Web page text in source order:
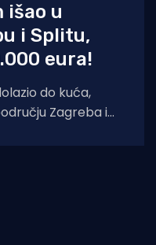
išao u
i Splitu,
eura!
do kuća,
Zagreba i